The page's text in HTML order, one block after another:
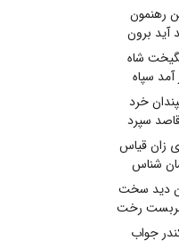
رهنمون
آید برون
شاه
سپاه
خرد
سپرد
زان قیاس
شناس
دید سخت
رخت
جواب